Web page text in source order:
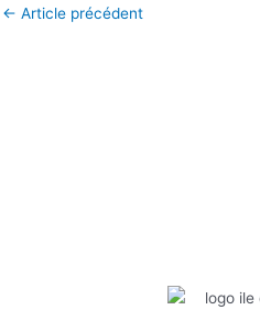
← Article précédent